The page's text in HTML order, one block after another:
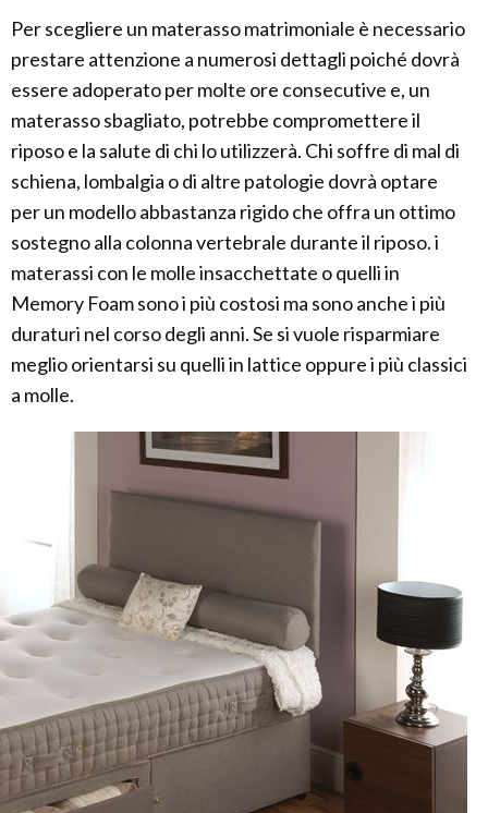
Per scegliere un materasso matrimoniale è necessario
prestare attenzione a numerosi dettagli poiché dovrà
essere adoperato per molte ore consecutive e, un
materasso sbagliato, potrebbe compromettere il
riposo e la salute di chi lo utilizzerà. Chi soffre di mal di
schiena, lombalgia o di altre patologie dovrà optare
per un modello abbastanza rigido che offra un ottimo
sostegno alla colonna vertebrale durante il riposo. i
materassi con le molle insacchettate o quelli in
Memory Foam sono i più costosi ma sono anche i più
duraturi nel corso degli anni. Se si vuole risparmiare
meglio orientarsi su quelli in lattice oppure i più classici
a molle.